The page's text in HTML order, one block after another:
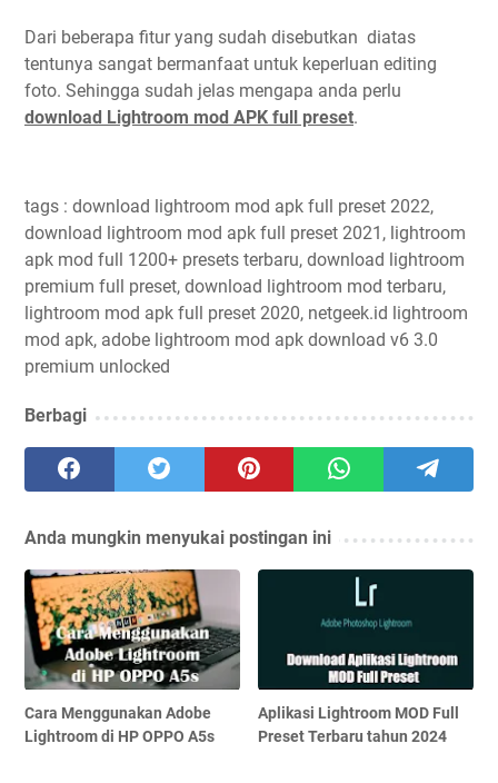
Dari beberapa fitur yang sudah disebutkan diatas
tentunya sangat bermanfaat untuk keperluan editing
foto. Sehingga sudah jelas mengapa anda perlu
download Lightroom mod APK full preset.
tags : download lightroom mod apk full preset 2022,
download lightroom mod apk full preset 2021, lightroom
apk mod full 1200+ presets terbaru, download lightroom
premium full preset, download lightroom mod terbaru,
lightroom mod apk full preset 2020, netgeek.id lightroom
mod apk, adobe lightroom mod apk download v6 3.0
premium unlocked
Berbagi
Anda mungkin menyukai postingan ini
Cara Menggunakan Adobe
Lightroom di HP OPPO A5s
Aplikasi Lightroom MOD Full
Preset Terbaru tahun 2024